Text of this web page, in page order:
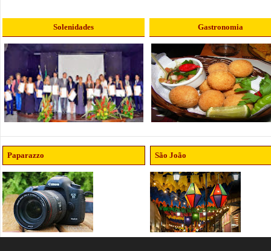
Solenidades Gastronomia
Paparazzo São João